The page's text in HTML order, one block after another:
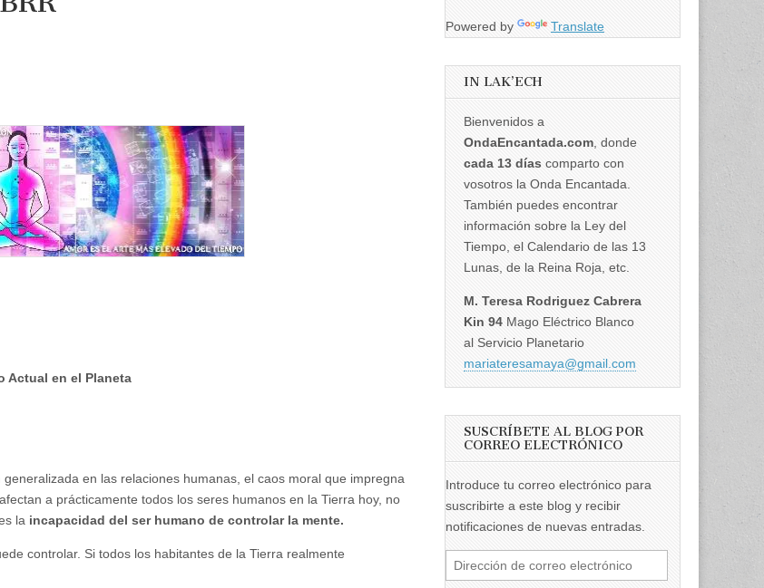
Actual en el Planeta
en las relaciones humanas, el caos moral que impregna
a prácticamente todos los seres humanos en la Tierra hoy, no
la incapacidad del ser humano de controlar la mente.
controlar. Si todos los habitantes de la Tierra realmente
Powered by Translate
IN LAK’ECH
Bienvenidos a
OndaEncantada.com , donde
cada 13 días comparto con
vosotros la Onda Encantada.
También puedes encontrar
información sobre la Ley del
Tiempo, el Calendario de las 13
Lunas, de la Reina Roja, etc.
M. Teresa Rodriguez Cabrera
Kin 94 Mago Eléctrico Blanco
al Servicio Planetario
mariateresamaya@gmail.com
SUSCRÍBETE AL BLOG POR
CORREO ELECTRÓNICO
Introduce tu correo electrónico para
suscribirte a este blog y recibir
notificaciones de nuevas entradas.
Dirección
de